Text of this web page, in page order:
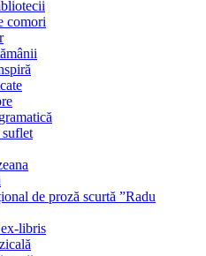
comori
suflet
de proză scurtă ”Radu
libris